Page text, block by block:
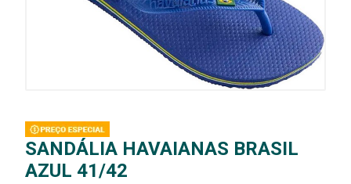
SANDÁLIA HAVAIANAS BRASIL
AZUL 41/42